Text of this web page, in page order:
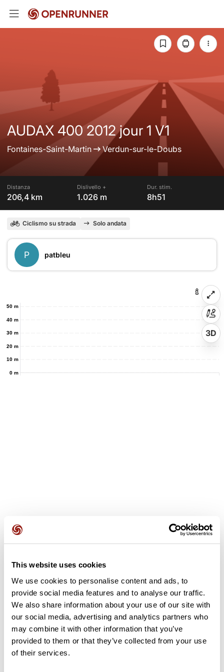
This website uses cookies
We use cookies to personalise content and ads, to
provide social media features and to analyse our traffic.
We also share information about your use of our site with
our social media, advertising and analytics partners who
may combine it with other information that you’ve
provided to them or that they’ve collected from your use
of their services.
AUDAX 400 2012 jour 1 V1
Fontaines-Saint-Martin Verdun-sur-le-Doubs
Distanza
206,4 km
Dislivello +
1.026 m
Dur. stim.
8h51
Ciclismo su strada Solo andata
P patbleu
0 m
10 m
20 m
30 m
40 m
50 m
3D
Recensioni degli utenti
Questo percorso non contiene ancora alcuna recensione.
L'hai già effettuato? Sii il primo a inviare una recensione!
Aggiungi una recensione